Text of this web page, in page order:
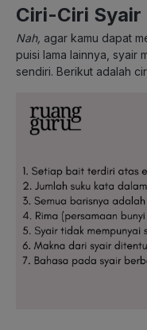
Ciri-Ciri Syair
Nah, agar kamu dapat
puisi lama lainnya, syair
sendiri. Berikut adalah